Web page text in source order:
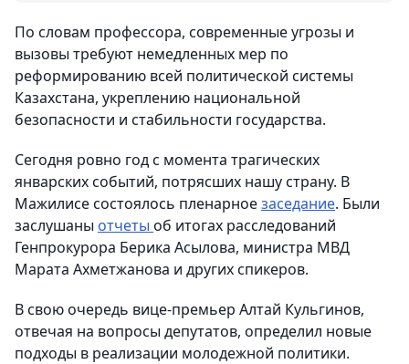
По словам профессора, современные угрозы и
вызовы требуют немедленных мер по
реформированию всей политической системы
Казахстана, укреплению национальной
безопасности и стабильности государства.
Сегодня ровно год с момента трагических
январских событий, потрясших нашу страну. В
Мажилисе состоялось пленарноезаседание. Были
заслушаны отчеты об итогах расследований
Генпрокурора Берика Асылова, министра МВД
Марата Ахметжанова и других спикеров.
В свою очередь вице-премьер Алтай Кульгинов,
отвечая на вопросы депутатов, определил новые
подходы в реализации молодежной политики.